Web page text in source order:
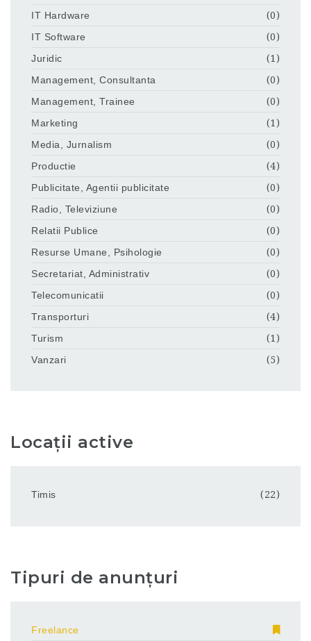
IT Hardware
(0)
IT Software
(0)
Juridic
(1)
Management, Consultanta
(0)
Management, Trainee
(0)
Marketing
(1)
Media, Jurnalism
(0)
Productie
(4)
Publicitate, Agentii publicitate
(0)
Radio, Televiziune
(0)
Relatii Publice
(0)
Resurse Umane, Psihologie
(0)
Secretariat, Administrativ
(0)
Telecomunicatii
(0)
Transporturi
(4)
Turism
(1)
Vanzari
(5)
Locații active
Timis (22)
Tipuri de anunțuri
Freelance